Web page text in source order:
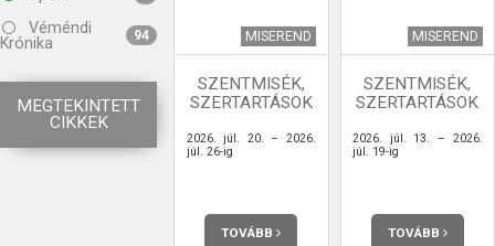
Véméndi
Krónika
94
MEGTEKINTETT
CIKKEK
MISEREND
SZENTMISÉK,
SZERTARTÁSOK
2026. júl. 20. – 2026.
júl. 26-ig
TOVÁBB
MISEREND
SZENTMISÉK,
SZERTARTÁSOK
2026. júl. 13. – 2026.
júl. 19-ig
TOVÁBB